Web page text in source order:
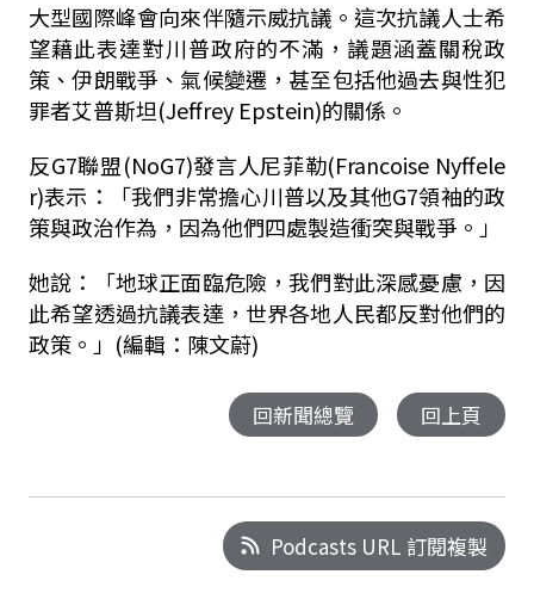
大型國際峰會向來伴隨示威抗議。這次抗議人士希
望藉此表達對川普政府的不滿，議題涵蓋關稅政
策、伊朗戰爭、氣候變遷，甚至包括他過去與性犯
罪者艾普斯坦(Jeffrey Epstein)的關係。
反G7聯盟(NoG7)發言人尼菲勒(Francoise Nyffele
r)表示：「我們非常擔心川普以及其他G7領袖的政
策與政治作為，因為他們四處製造衝突與戰爭。」
她說：「地球正面臨危險，我們對此深感憂慮，因
此希望透過抗議表達，世界各地人民都反對他們的
政策。」(編輯：陳文蔚)
回新聞總覽 回上頁
Podcasts URL 訂閱複製